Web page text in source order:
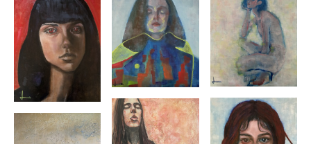
2016
年
宮崎市Artspace にて fuse3 グループ展開催
2011 年
再び絵を学びにスペインへ